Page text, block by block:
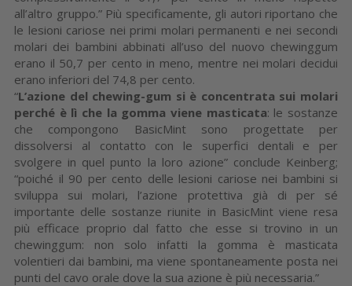
all’altro gruppo.” Più specificamente, gli autori riportano che
le lesioni cariose nei primi molari permanenti e nei secondi
molari dei bambini abbinati all’uso del nuovo chewinggum
erano il 50,7 per cento in meno, mentre nei molari decidui
erano inferiori del 74,8 per cento.
“L’azione del chewing-gum si è concentrata sui molari
perché è lì che la gomma viene masticata: le sostanze
che compongono BasicMint sono progettate per
dissolversi al contatto con le superfici dentali e per
svolgere in quel punto la loro azione” conclude Keinberg;
“poiché il 90 per cento delle lesioni cariose nei bambini si
sviluppa sui molari, l’azione protettiva già di per sé
importante delle sostanze riunite in BasicMint viene resa
più efficace proprio dal fatto che esse si trovino in un
chewinggum: non solo infatti la gomma è masticata
volentieri dai bambini, ma viene spontaneamente posta nei
punti del cavo orale dove la sua azione è più necessaria.”